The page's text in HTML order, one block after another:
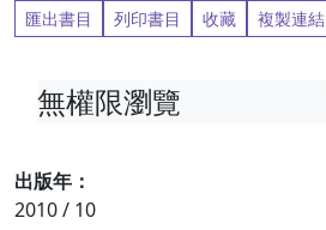
匯出書目
列印書目 收藏 複製連結
出版年：
2010 / 10
無權限瀏覽